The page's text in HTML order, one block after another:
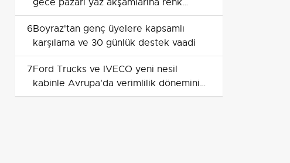
gece pazarı yaz akşamlarına renk
katıyor
6Boyraz'tan genç üyelere kapsamlı
karşılama ve 30 günlük destek vaadi
7Ford Trucks ve IVECO yeni nesil
kabinle Avrupa'da verimlilik dönemini
başlatıyor